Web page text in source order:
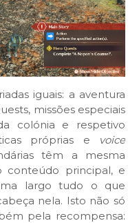
iguais: a aventura
missões especiais
colónia e respetivo
próprias e
voice
têm a mesma
conteúdo principal, e
largo tudo o que
nela. Isto não só
pela recompensa: